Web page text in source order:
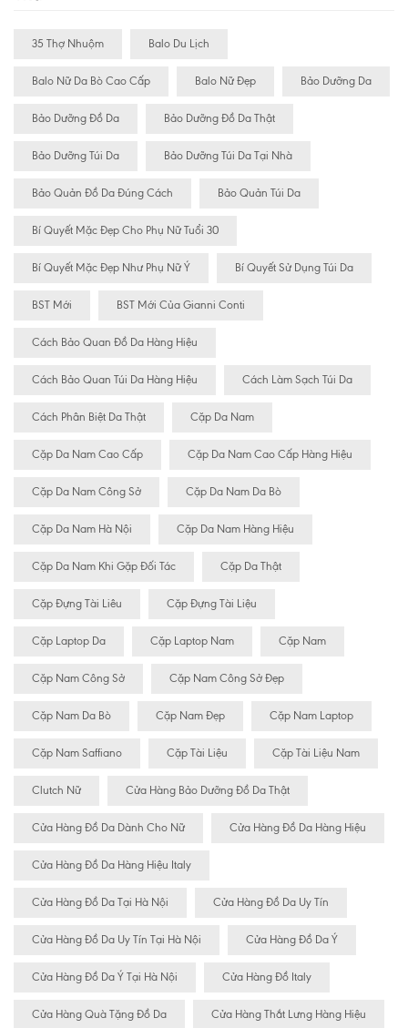
35 Thợ Nhuộm Balo Du Lịch
Balo Nữ Da Bò Cao Cấp Balo Nữ Đẹp Bảo Dưỡng Da
Bảo Dưỡng Đồ Da Bảo Dưỡng Đồ Da Thật
Bảo Dưỡng Túi Da Bảo Dưỡng Túi Da Tại Nhà
Bảo Quản Đồ Da Đúng Cách Bảo Quản Túi Da
Bí Quyết Mặc Đẹp Cho Phụ Nữ Tuổi 30
Bí Quyết Mặc Đẹp Như Phụ Nữ Ý Bí Quyết Sử Dụng Túi Da
BST Mới BST Mới Của Gianni Conti
Cách Bảo Quan Đồ Da Hàng Hiệu
Cách Bảo Quan Túi Da Hàng Hiệu Cách Làm Sạch Túi Da
Cách Phân Biệt Da Thật Cặp Da Nam
Cặp Da Nam Cao Cấp Cặp Da Nam Cao Cấp Hàng Hiệu
Cặp Da Nam Công Sở Cặp Da Nam Da Bò
Cặp Da Nam Hà Nội Cặp Da Nam Hàng Hiệu
Cặp Da Nam Khi Gặp Đối Tác Cặp Da Thật
Cặp Đựng Tài Liêu Cặp Đựng Tài Liệu
Cặp Laptop Da Cặp Laptop Nam Cặp Nam
Cặp Nam Công Sở Cặp Nam Công Sở Đẹp
Cặp Nam Da Bò Cặp Nam Đẹp Cặp Nam Laptop
Cặp Nam Saffiano Cặp Tài Liệu Cặp Tài Liệu Nam
Clutch Nữ Cửa Hàng Bảo Dưỡng Đồ Da Thật
Cửa Hàng Đồ Da Dành Cho Nữ Cửa Hàng Đồ Da Hàng Hiệu
Cửa Hàng Đồ Da Hàng Hiệu Italy
Cửa Hàng Đồ Da Tại Hà Nội Cửa Hàng Đồ Da Uy Tín
Cửa Hàng Đồ Da Uy Tín Tại Hà Nội Cửa Hàng Đồ Da Ý
Cửa Hàng Đồ Da Ý Tại Hà Nội Cửa Hàng Đồ Italy
Cửa Hàng Quà Tặng Đồ Da Cửa Hàng Thắt Lưng Hàng Hiệu